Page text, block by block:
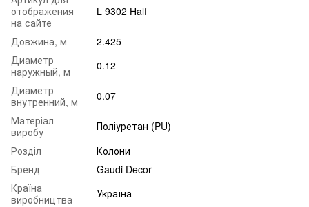
отображения
на сайте
L 9302 Half
Довжина, м
2.425
Диаметр
наружный, м
0.12
Диаметр
внутренний, м
0.07
Матеріал
виробу
Поліуретан (PU)
Розділ
Колони
Бренд
Gaudi Decor
Країна
виробництва
Україна